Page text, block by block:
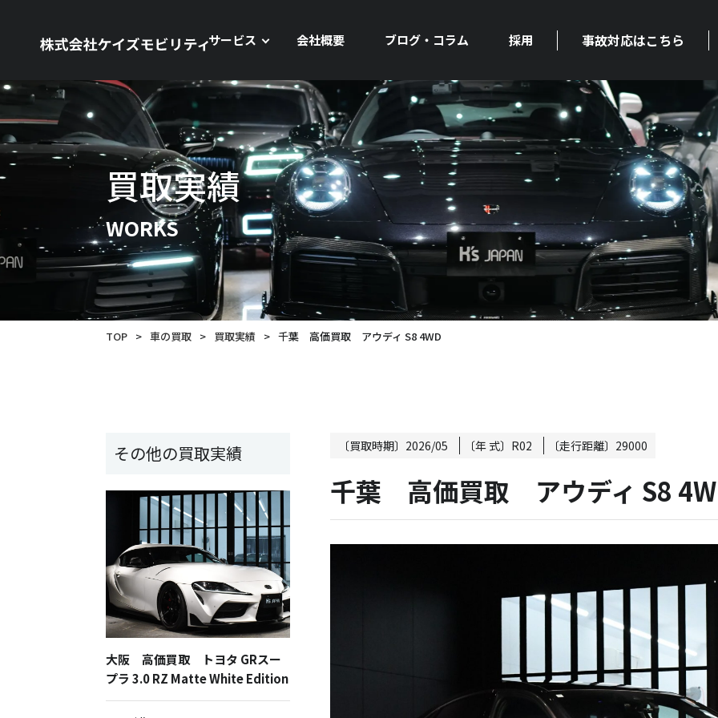
サービス 会社概要 ブログ・コラム 採用 事故対応はこちら
買取実績
WORKS
TOP > 車の買取 > 買取実績 > 千葉 高価買取 アウディ S8 4WD
その他の買取実績
大阪 高価買取 トヨタ GRスー
プラ 3.0 RZ Matte White Edition
〔買取時期〕 2026/05 〔年 式〕 R02 〔走行距離〕 29000
千葉 高価買取 アウディ S8